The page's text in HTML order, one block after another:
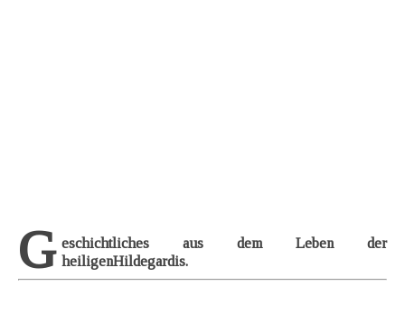
G eschichtliches aus dem Leben der
heiligenHildegardis.